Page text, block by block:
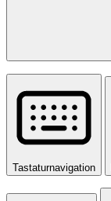
Tastaturnavigation